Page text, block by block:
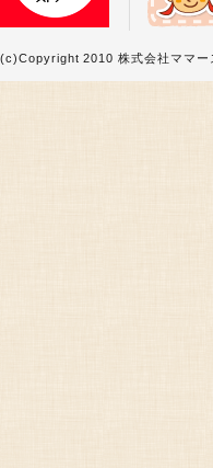
(c)Copyright 2010 株式会社ママ